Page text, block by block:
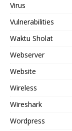
Virus
Vulnerabilities
Waktu Sholat
Webserver
Website
Wireless
Wireshark
Wordpress